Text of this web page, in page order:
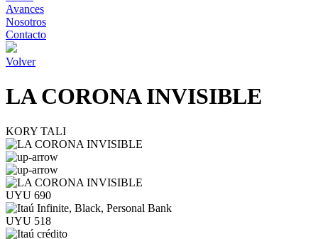
Avances
Nosotros
Contacto
Volver
LA CORONA INVISIBLE
KORY TALI
UYU 690
UYU 518